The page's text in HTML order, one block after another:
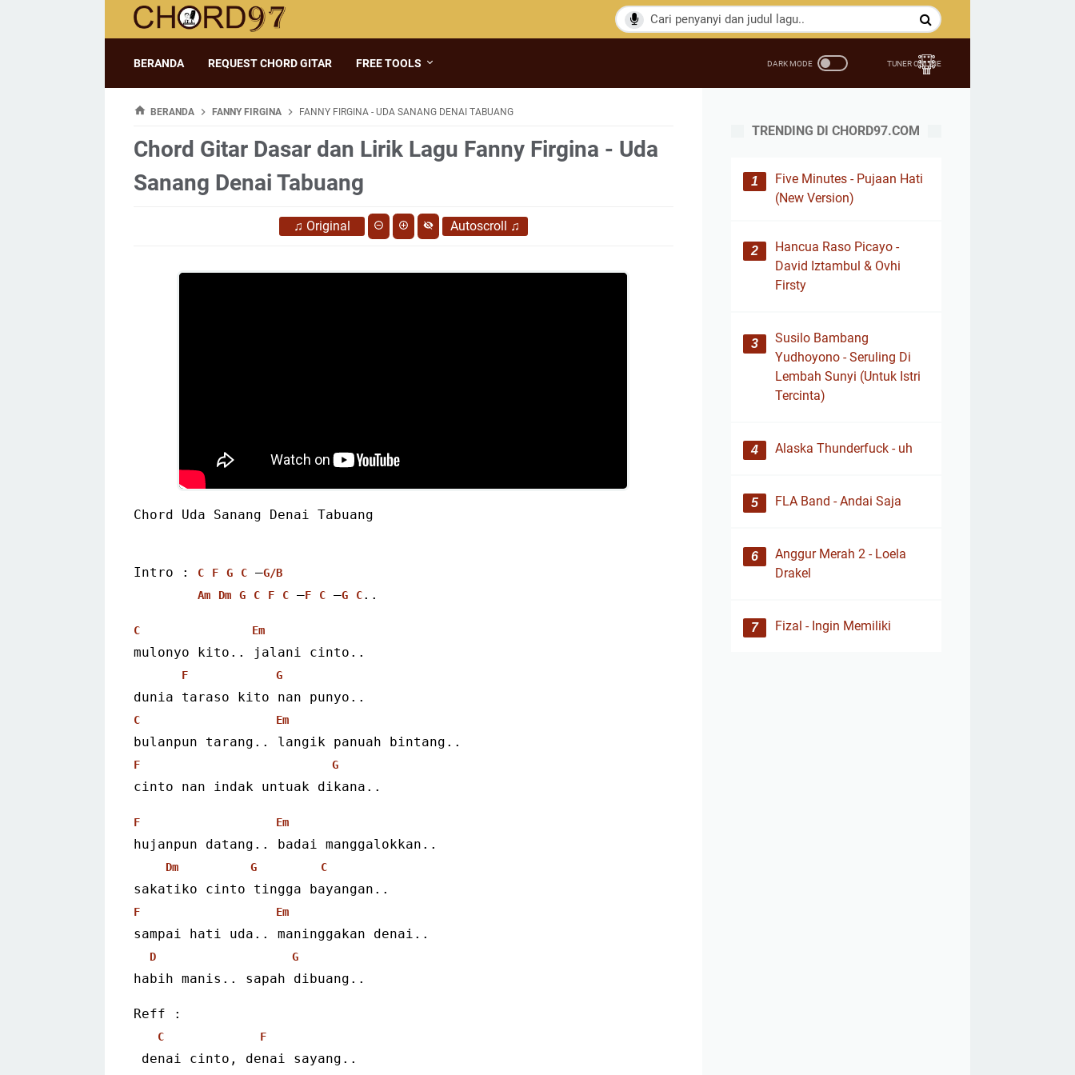
BERANDA REQUEST CHORD GITAR FREE TOOLS
BERANDA FANNY FIRGINA FANNY FIRGINA - UDA SANANG DENAI TABUANG
Chord Gitar Dasar dan Lirik Lagu Fanny Firgina - Uda
Sanang Denai Tabuang
♫ Original Autoscroll ♫
Chord Uda Sanang Denai Tabuang
Intro : C F G C –G/B
Am
Dm G C F C –F C –G C..
C Em
mulonyo kito.. jalani cinto..
F G
dunia taraso kito nan punyo..
C Em
bulanpun tarang.. langik panuah bintang..
F G
cinto nan indak untuak dikana..
F Em
hujanpun datang.. badai manggalokkan..
Dm G C
sakatiko cinto tingga bayangan..
F Em
sampai hati uda.. maninggakan denai..
D G
habih manis.. sapah dibuang..
Reff :
C F
denai cinto, denai sayang..
TRENDING DI CHORD97.COM
Five Minutes - Pujaan Hati
(New Version)
Hancua Raso Picayo -
David Iztambul & Ovhi
Firsty
Susilo Bambang
Yudhoyono - Seruling Di
Lembah Sunyi (Untuk Istri
Tercinta)
Alaska Thunderfuck - uh
FLA Band - Andai Saja
Anggur Merah 2 - Loela
Drakel
Fizal - Ingin Memiliki